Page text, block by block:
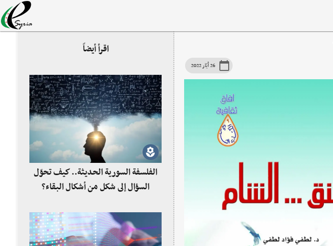
26 أيّار 2022
اقرأ أيضاً
الفلسفة السورية الحديثة.. كيف تحوّل
السؤال إلى شكل من أشكال البقاء؟